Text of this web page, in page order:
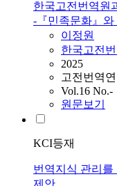
한국고전번역원
-『민족문화』
이정원
한국고전
2025
고전번역
Vol.16 No.-
원문보기
KCI등재
번역지식 관리